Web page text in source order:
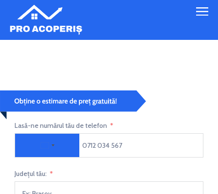
Lasă-ne numărul tău de telefon
Romania +40
Județul tău: